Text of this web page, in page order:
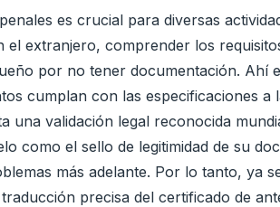
es crucial para diversas
extranjero, comprender los
por no tener documentación. Ahí
cumplan con las especificaciones
una validación legal reconocida
como el sello de legitimidad de su
más adelante. Por lo tanto, ya
precisa del certificado de